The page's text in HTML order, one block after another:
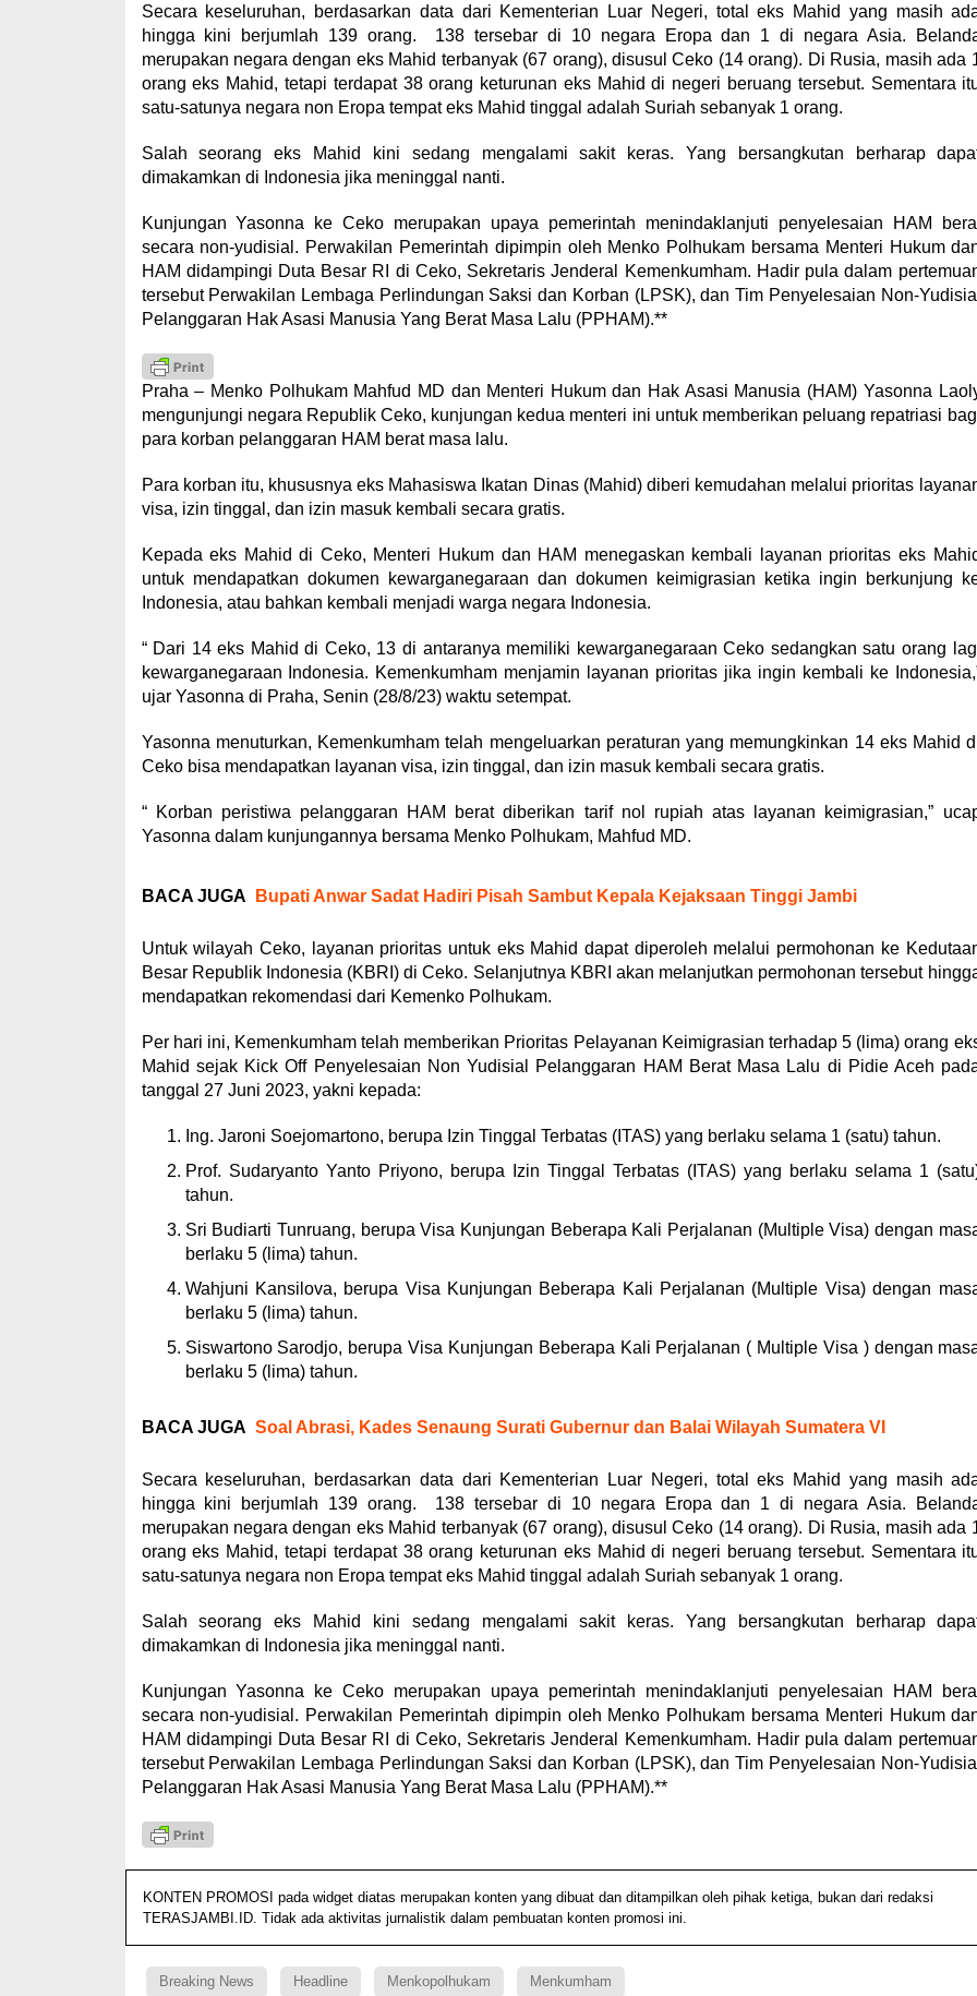
Secara keseluruhan, berdasarkan data dari Kementerian Luar Negeri, total eks Mahid yang masih
hingga kini berjumlah 139 orang. 138 tersebar di 10 negara Eropa dan 1 di negara Asia.
merupakan negara dengan eks Mahid terbanyak (67 orang), disusul Ceko (14 orang). Di Rusia, masih ada
orang eks Mahid, tetapi terdapat 38 orang keturunan eks Mahid di negeri beruang tersebut. Sementara
satu-satunya negara non Eropa tempat eks Mahid tinggal adalah Suriah sebanyak 1 orang.
Salah seorang eks Mahid kini sedang mengalami sakit keras. Yang bersangkutan berharap
dimakamkan di Indonesia jika meninggal nanti.
Kunjungan Yasonna ke Ceko merupakan upaya pemerintah menindaklanjuti penyelesaian HAM
secara non-yudisial. Perwakilan Pemerintah dipimpin oleh Menko Polhukam bersama Menteri Hukum
HAM didampingi Duta Besar RI di Ceko, Sekretaris Jenderal Kemenkumham. Hadir pula dalam
tersebut Perwakilan Lembaga Perlindungan Saksi dan Korban (LPSK), dan Tim Penyelesaian Non-Yudisial
Pelanggaran Hak Asasi Manusia Yang Berat Masa Lalu (PPHAM).**
Praha – Menko Polhukam Mahfud MD dan Menteri Hukum dan Hak Asasi Manusia (HAM) Yasonna
mengunjungi negara Republik Ceko, kunjungan kedua menteri ini untuk memberikan peluang repatriasi
para korban pelanggaran HAM berat masa lalu.
Para korban itu, khususnya eks Mahasiswa Ikatan Dinas (Mahid) diberi kemudahan melalui prioritas
visa, izin tinggal, dan izin masuk kembali secara gratis.
Kepada eks Mahid di Ceko, Menteri Hukum dan HAM menegaskan kembali layanan prioritas eks
untuk mendapatkan dokumen kewarganegaraan dan dokumen keimigrasian ketika ingin berkunjung
Indonesia, atau bahkan kembali menjadi warga negara Indonesia.
“ Dari 14 eks Mahid di Ceko, 13 di antaranya memiliki kewarganegaraan Ceko sedangkan satu orang
kewarganegaraan Indonesia. Kemenkumham menjamin layanan prioritas jika ingin kembali ke
ujar Yasonna di Praha, Senin (28/8/23) waktu setempat.
Yasonna menuturkan, Kemenkumham telah mengeluarkan peraturan yang memungkinkan 14 eks Mahid
Ceko bisa mendapatkan layanan visa, izin tinggal, dan izin masuk kembali secara gratis.
“ Korban peristiwa pelanggaran HAM berat diberikan tarif nol rupiah atas layanan keimigrasian,”
Yasonna dalam kunjungannya bersama Menko Polhukam, Mahfud MD.
BACA JUGA Bupati Anwar Sadat Hadiri Pisah Sambut Kepala Kejaksaan Tinggi Jambi
Untuk wilayah Ceko, layanan prioritas untuk eks Mahid dapat diperoleh melalui permohonan ke
Besar Republik Indonesia (KBRI) di Ceko. Selanjutnya KBRI akan melanjutkan permohonan tersebut
mendapatkan rekomendasi dari Kemenko Polhukam.
Per hari ini, Kemenkumham telah memberikan Prioritas Pelayanan Keimigrasian terhadap 5 (lima) orang
Mahid sejak Kick Off Penyelesaian Non Yudisial Pelanggaran HAM Berat Masa Lalu di Pidie Aceh
tanggal 27 Juni 2023, yakni kepada:
Ing. Jaroni Soejomartono, berupa Izin Tinggal Terbatas (ITAS) yang berlaku selama 1 (satu) tahun.
Prof. Sudaryanto Yanto Priyono, berupa Izin Tinggal Terbatas (ITAS) yang berlaku selama 1
tahun.
Sri Budiarti Tunruang, berupa Visa Kunjungan Beberapa Kali Perjalanan (Multiple Visa) dengan
berlaku 5 (lima) tahun.
Wahjuni Kansilova, berupa Visa Kunjungan Beberapa Kali Perjalanan (Multiple Visa) dengan
berlaku 5 (lima) tahun.
Siswartono Sarodjo, berupa Visa Kunjungan Beberapa Kali Perjalanan ( Multiple Visa ) dengan
berlaku 5 (lima) tahun.
BACA JUGA Soal Abrasi, Kades Senaung Surati Gubernur dan Balai Wilayah Sumatera VI
Secara keseluruhan, berdasarkan data dari Kementerian Luar Negeri, total eks Mahid yang masih
hingga kini berjumlah 139 orang. 138 tersebar di 10 negara Eropa dan 1 di negara Asia.
merupakan negara dengan eks Mahid terbanyak (67 orang), disusul Ceko (14 orang). Di Rusia, masih ada
orang eks Mahid, tetapi terdapat 38 orang keturunan eks Mahid di negeri beruang tersebut. Sementara
satu-satunya negara non Eropa tempat eks Mahid tinggal adalah Suriah sebanyak 1 orang.
Salah seorang eks Mahid kini sedang mengalami sakit keras. Yang bersangkutan berharap
dimakamkan di Indonesia jika meninggal nanti.
Kunjungan Yasonna ke Ceko merupakan upaya pemerintah menindaklanjuti penyelesaian HAM
secara non-yudisial. Perwakilan Pemerintah dipimpin oleh Menko Polhukam bersama Menteri Hukum
HAM didampingi Duta Besar RI di Ceko, Sekretaris Jenderal Kemenkumham. Hadir pula dalam
tersebut Perwakilan Lembaga Perlindungan Saksi dan Korban (LPSK), dan Tim Penyelesaian Non-Yudisial
Pelanggaran Hak Asasi Manusia Yang Berat Masa Lalu (PPHAM).**
KONTEN PROMOSI pada widget diatas merupakan konten yang dibuat dan ditampilkan oleh pihak ketiga, bukan dari redaksi
TERASJAMBI.ID. Tidak ada aktivitas jurnalistik dalam pembuatan konten promosi ini.
Breaking News Headline Menkopolhukam Menkumham